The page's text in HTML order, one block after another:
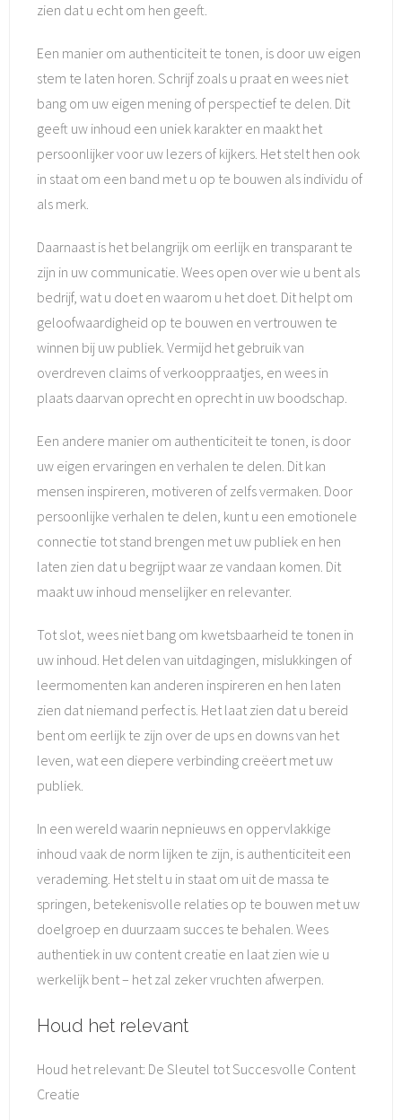
zien dat u echt om hen geeft.
Een manier om authenticiteit te tonen, is door uw eigen
stem te laten horen. Schrijf zoals u praat en wees niet
bang om uw eigen mening of perspectief te delen. Dit
geeft uw inhoud een uniek karakter en maakt het
persoonlijker voor uw lezers of kijkers. Het stelt hen ook
in staat om een band met u op te bouwen als individu of
als merk.
Daarnaast is het belangrijk om eerlijk en transparant te
zijn in uw communicatie. Wees open over wie u bent als
bedrijf, wat u doet en waarom u het doet. Dit helpt om
geloofwaardigheid op te bouwen en vertrouwen te
winnen bij uw publiek. Vermijd het gebruik van
overdreven claims of verkooppraatjes, en wees in
plaats daarvan oprecht en oprecht in uw boodschap.
Een andere manier om authenticiteit te tonen, is door
uw eigen ervaringen en verhalen te delen. Dit kan
mensen inspireren, motiveren of zelfs vermaken. Door
persoonlijke verhalen te delen, kunt u een emotionele
connectie tot stand brengen met uw publiek en hen
laten zien dat u begrijpt waar ze vandaan komen. Dit
maakt uw inhoud menselijker en relevanter.
Tot slot, wees niet bang om kwetsbaarheid te tonen in
uw inhoud. Het delen van uitdagingen, mislukkingen of
leermomenten kan anderen inspireren en hen laten
zien dat niemand perfect is. Het laat zien dat u bereid
bent om eerlijk te zijn over de ups en downs van het
leven, wat een diepere verbinding creëert met uw
publiek.
In een wereld waarin nepnieuws en oppervlakkige
inhoud vaak de norm lijken te zijn, is authenticiteit een
verademing. Het stelt u in staat om uit de massa te
springen, betekenisvolle relaties op te bouwen met uw
doelgroep en duurzaam succes te behalen. Wees
authentiek in uw content creatie en laat zien wie u
werkelijk bent – het zal zeker vruchten afwerpen.
Houd het relevant
Houd het relevant: De Sleutel tot Succesvolle Content
Creatie